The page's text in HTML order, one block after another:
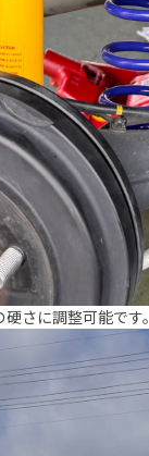
さに調整可能です。